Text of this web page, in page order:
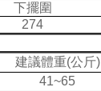
下擺圍
274
建議體重(公斤)
41~65